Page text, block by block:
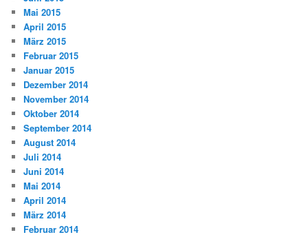
Mai 2015
April 2015
März 2015
Februar 2015
Januar 2015
Dezember 2014
November 2014
Oktober 2014
September 2014
August 2014
Juli 2014
Juni 2014
Mai 2014
April 2014
März 2014
Februar 2014